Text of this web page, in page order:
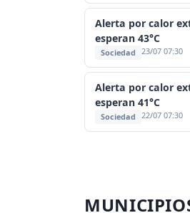
Alerta por calor
esperan 43°C
Sociedad 23/07 07:30
Alerta por calor
esperan 41°C
Sociedad 22/07 07:30